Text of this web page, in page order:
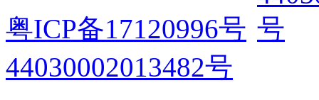
粤ICP备17120996号
44030002013482号